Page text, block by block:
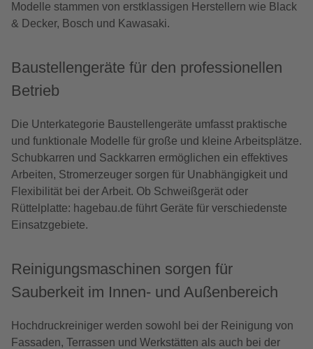
Modelle stammen von erstklassigen Herstellern wie Black
& Decker, Bosch und Kawasaki.
Baustellengeräte für den professionellen
Betrieb
Die Unterkategorie Baustellengeräte umfasst praktische
und funktionale Modelle für große und kleine Arbeitsplätze.
Schubkarren und Sackkarren ermöglichen ein effektives
Arbeiten, Stromerzeuger sorgen für Unabhängigkeit und
Flexibilität bei der Arbeit. Ob Schweißgerät oder
Rüttelplatte: hagebau.de führt Geräte für verschiedenste
Einsatzgebiete.
Reinigungsmaschinen sorgen für
Sauberkeit im Innen- und Außenbereich
Hochdruckreiniger werden sowohl bei der Reinigung von
Fassaden, Terrassen und Werkstätten als auch bei der